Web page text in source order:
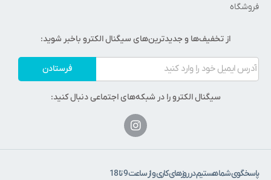
از تخفیف‌ها و جدیدترین‌های سیگنال الکترو باخبر شوید:
فرستادن
سیگنال الکترو را در شبکه‌های اجتماعی دنبال کنید:
شما هستیم در روزهای کاری و از ساعت 9 تا 18